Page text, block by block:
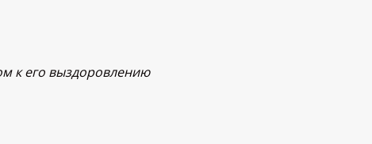
к его выздоровлению